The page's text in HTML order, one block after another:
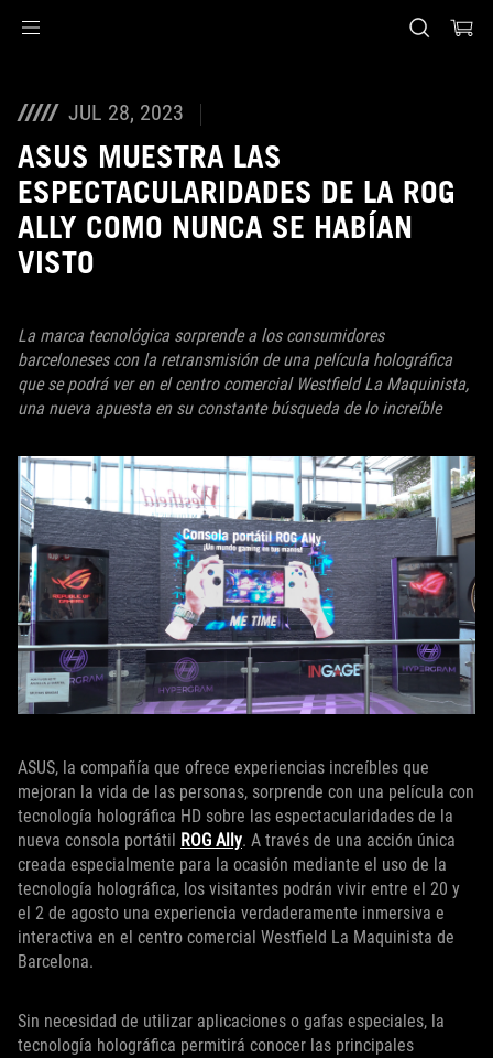
JUL 28, 2023
ASUS MUESTRA LAS
ESPECTACULARIDADES DE LA ROG
ALLY COMO NUNCA SE HABÍAN
VISTO
La marca tecnológica sorprende a los consumidores
barceloneses con la retransmisión de una película holográfica
que se podrá ver en el centro comercial Westfield La Maquinista,
una nueva apuesta en su constante búsqueda de lo increíble
ASUS, la compañía que ofrece experiencias increíbles que
mejoran la vida de las personas, sorprende con una película con
tecnología holográfica HD sobre las espectacularidades de la
nueva consola portátil ROG Ally. A través de una acción única
creada especialmente para la ocasión mediante el uso de la
tecnología holográfica, los visitantes podrán vivir entre el 20 y
el 2 de agosto una experiencia verdaderamente inmersiva e
interactiva en el centro comercial Westfield La Maquinista de
Barcelona.
Sin necesidad de utilizar aplicaciones o gafas especiales, la
tecnología holográfica permitirá conocer las principales